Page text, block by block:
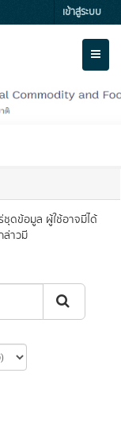
เข้าสู่ระบบ
ชุดข้อมูล ผู้ใช้อาจมีได้
ล่าวมี